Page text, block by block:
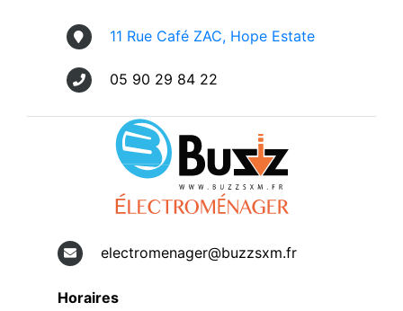
11 Rue Café ZAC, Hope Estate
05 90 29 84 22
electromenager@buzzsxm.fr
Horaires